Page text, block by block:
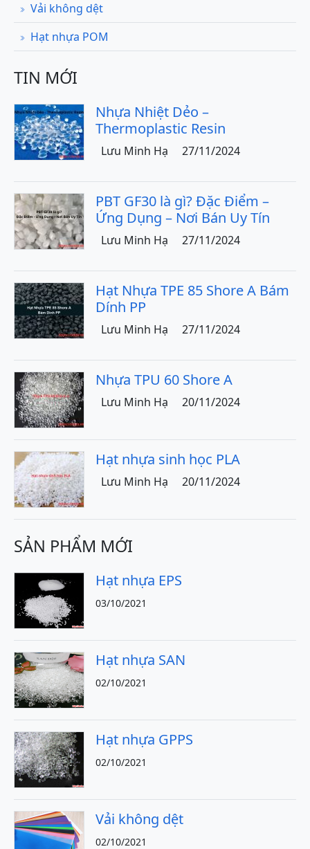
Vải không dệt
Hạt nhựa POM
TIN MỚI
Nhựa Nhiệt Dẻo –
Thermoplastic Resin
Lưu Minh Hạ 27/11/2024
PBT GF30 là gì? Đặc Điểm –
Ứng Dụng – Nơi Bán Uy Tín
Lưu Minh Hạ 27/11/2024
Hạt Nhựa TPE 85 Shore A Bám
Dính PP
Lưu Minh Hạ 27/11/2024
Nhựa TPU 60 Shore A
Lưu Minh Hạ 20/11/2024
Hạt nhựa sinh học PLA
Lưu Minh Hạ 20/11/2024
SẢN PHẨM MỚI
Hạt nhựa EPS
03/10/2021
Hạt nhựa SAN
02/10/2021
Hạt nhựa GPPS
02/10/2021
Vải không dệt
02/10/2021